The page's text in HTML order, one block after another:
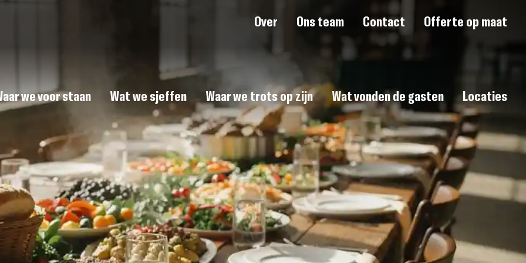
Over Ons team Contact Offerte op maat
we voor staan Wat we sjeffen Waar we trots op zijn Wat vonden de gasten Locaties